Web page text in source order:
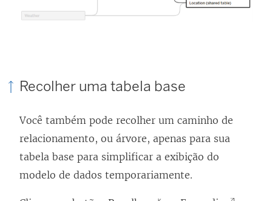
Recolher uma tabela base
Você também pode recolher um caminho de
relacionamento, ou árvore, apenas para sua
tabela base para simplificar a exibição do
modelo de dados temporariamente.